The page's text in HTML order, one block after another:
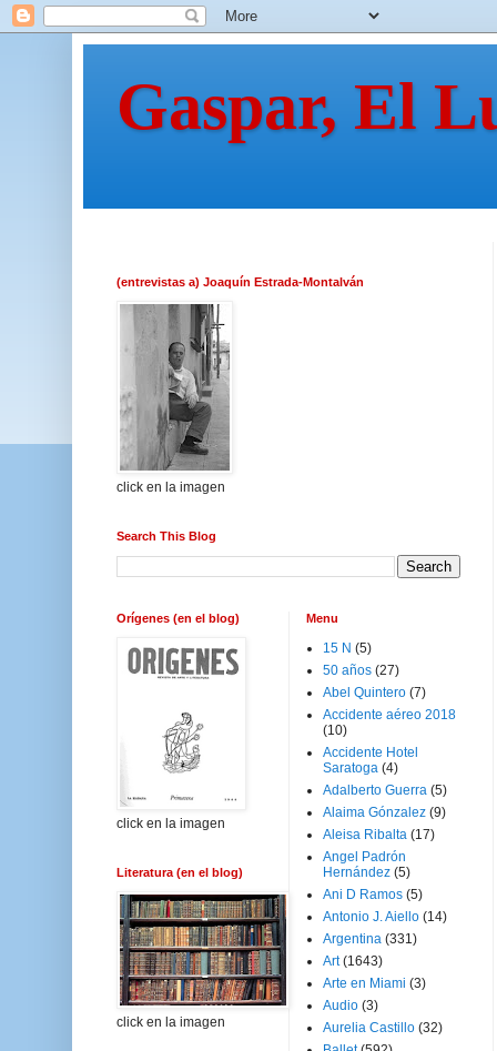
Gaspar, El
(entrevistas a) Joaquín Estrada-Montalván
click en la imagen
Search This Blog
Orígenes (en el blog)
click en la imagen
Literatura (en el blog)
click en la imagen
Menu
15 N (5)
50 años (27)
Abel Quintero (7)
Accidente aéreo 2018
(10)
Accidente Hotel
Saratoga (4)
Adalberto Guerra (5)
Alaima Gónzalez (9)
Aleisa Ribalta (17)
Angel Padrón
Hernández (5)
Ani D Ramos (5)
Antonio J. Aiello (14)
Argentina (331)
Art (1643)
Arte en Miami (3)
Audio (3)
Aurelia Castillo (32)